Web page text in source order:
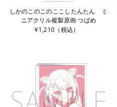
しかのこのこのここしたんたん ミ
ニアクリル複製原画 つばめ
¥1,210（税込）